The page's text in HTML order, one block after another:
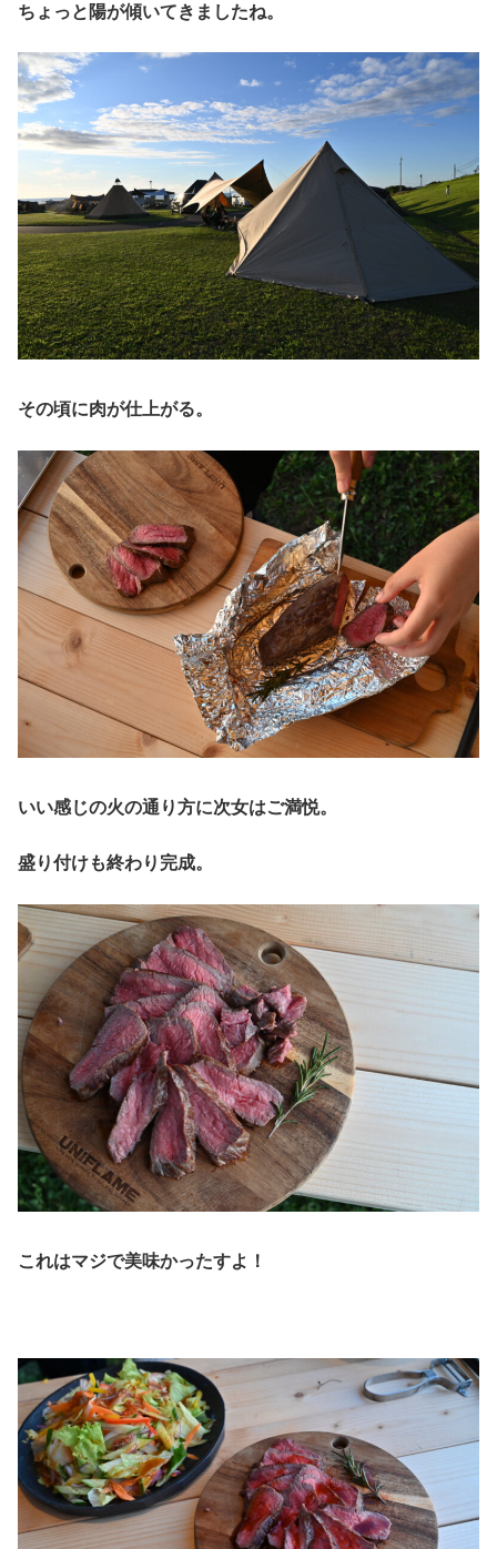
ちょっと陽が傾いてきましたね。
その頃に肉が仕上がる。
いい感じの火の通り方に次女はご満悦。
盛り付けも終わり完成。
これはマジで美味かったすよ！